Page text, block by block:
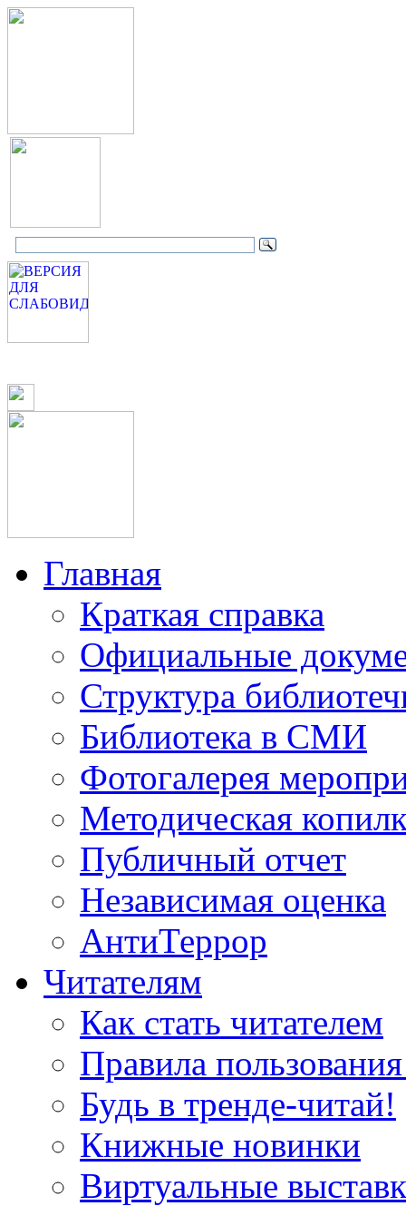
Главная
Краткая справка
Официальные
Структура
Библиотека в СМИ
Фотогалерея
Методическая
Публичный отчет
Независимая оценка
АнтиТеррор
Читателям
Как стать читателем
Правила
Будь в тренде-читай!
Книжные новинки
Виртуальные